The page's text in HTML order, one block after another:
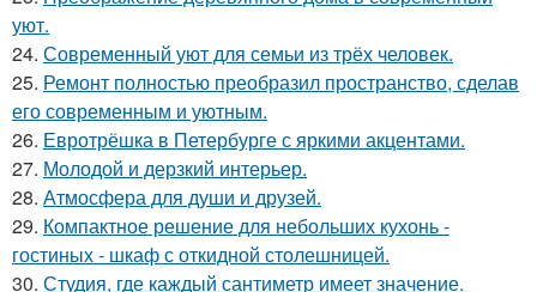
уют.
24. Современный уют для семьи из трёх человек.
25. Ремонт полностью преобразил пространство, сделав
его современным и уютным.
26. Евротрёшка в Петербурге с яркими акцентами.
27. Молодой и дерзкий интерьер.
28. Атмосфера для души и друзей.
29. Компактное решение для небольших кухонь -
гостиных - шкаф с откидной столешницей.
30. Студия, где каждый сантиметр имеет значение.